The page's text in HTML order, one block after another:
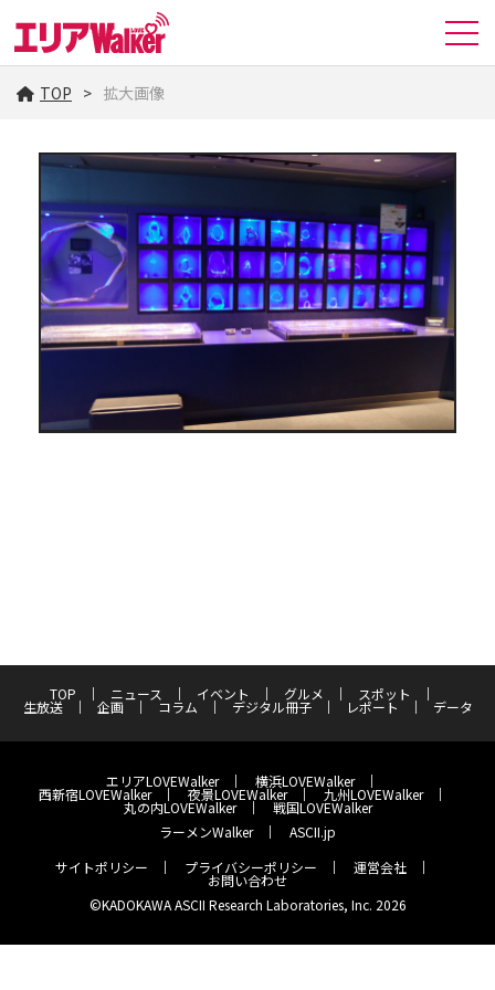
TOP 拡大画像
TOP ニュース イベント グルメ スポット
生放送 企画 コラム デジタル冊子 レポート データ
エリアLOVEWalker 横浜LOVEWalker
西新宿LOVEWalker 夜景LOVEWalker 九州LOVEWalker
丸の内LOVEWalker
戦国LOVEWalker
ラーメンWalker
ASCII.jp
サイトポリシー
プライバシーポリシー 運営会社
お問い合わせ
©KADOKAWA ASCII Research Laboratories, Inc. 2026